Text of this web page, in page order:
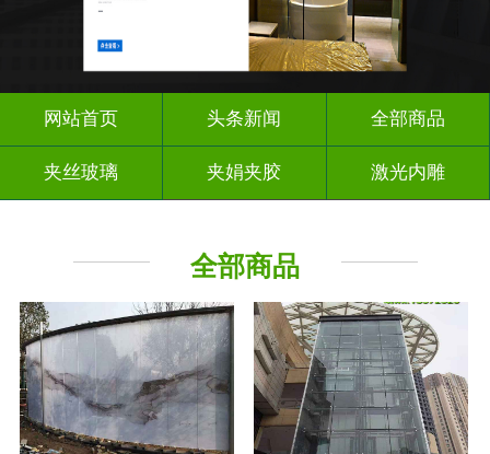
网站首页 头条新闻 全部商品
夹丝玻璃 夹娟夹胶 激光内雕
全部商品